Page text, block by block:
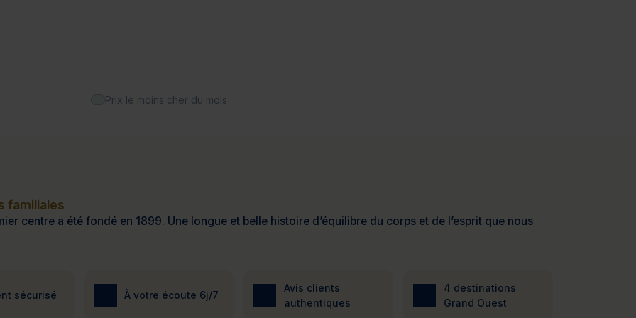
Prix le moins cher du mois
familiales
centre a été fondé en 1899. Une longue et belle histoire d’équilibre du corps et de l’esprit que nous
sécurisé À votre écoute 6j/7
Avis clients
authentiques
4 destinations
Grand Ouest